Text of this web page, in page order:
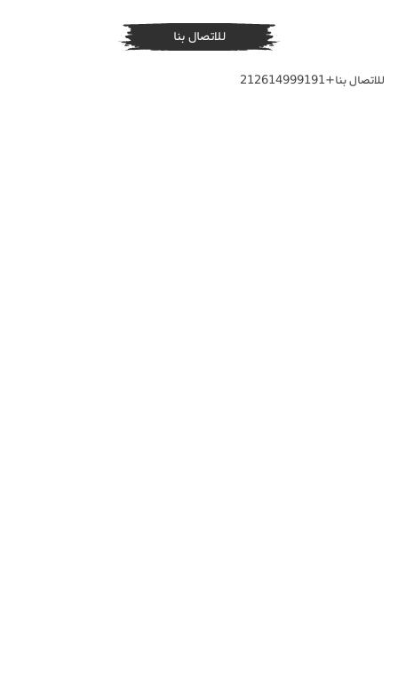
للاتصال بنا
للاتصال بنا+212614999191